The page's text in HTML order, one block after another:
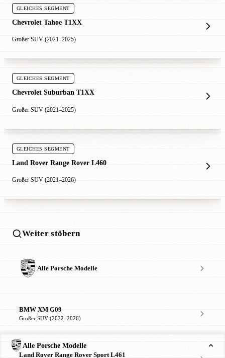
GLEICHES SEGMENT
Chevrolet Tahoe T1XX
Großer SUV (2021–2025)
GLEICHES SEGMENT
Chevrolet Suburban T1XX
Großer SUV (2021–2025)
GLEICHES SEGMENT
Land Rover Range Rover L460
Großer SUV (2021–2026)
Weiter stöbern
Alle Porsche Modelle
BMW XM G09
Großer SUV (2022–2026)
Land Rover Range Rover Sport L461
Alle Porsche Modelle